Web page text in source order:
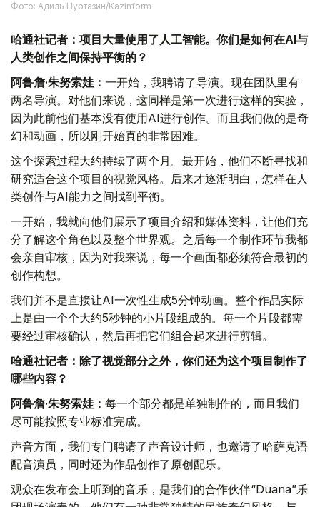
Фото: Адиль Нуртазин/Kazinform
哈通社记者：项目大量使用了人工智能。你们是如何在AI与
人类创作之间保持平衡的？
阿鲁詹·朱努索娃： 一开始，我聘请了导演。现在团队里有
两名导演。对他们来说，这同样是第一次进行这样的实验，
因为此前他们基本没有使用AI进行创作。而且我们做的是奇
幻和动画，所以刚开始真的非常困难。
这个探索过程大约持续了两个月。最开始，他们不断寻找和
研究适合这个项目的视觉风格。后来才逐渐明白，怎样在人
类创作与AI能力之间找到平衡。
一开始，我就向他们展示了项目介绍和媒体资料，让他们充
分了解这个角色以及整个世界观。之后每一个制作环节我都
会亲自审核，因为对我来说，每一个画面都必须符合最初的
创作构想。
我们并不是直接让AI一次性生成5分钟动画。整个作品实际
上是由一个个大约5秒钟的小片段组成的。每一个片段都需
要经过审核确认，然后再把它们组合起来进行剪辑。
哈通社记者：除了视觉部分之外，你们还为这个项目制作了
哪些内容？
阿鲁詹·朱努索娃： 每一个部分都是单独制作的，而且我们
尽可能按照专业标准完成。
声音方面，我们专门聘请了声音设计师，也邀请了哈萨克语
配音演员，同时还为作品创作了原创配乐。
观众在发布会上听到的音乐，是我们的合作伙伴“Duana”乐